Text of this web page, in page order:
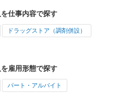
仕事内容で探す
ドラッグストア（調剤併設）
雇用形態で探す
パート・アルバイト